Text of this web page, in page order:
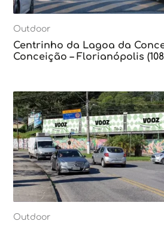
Outdoor
Centrinho da Lagoa da
Conceição – Florianópolis
Outdoor